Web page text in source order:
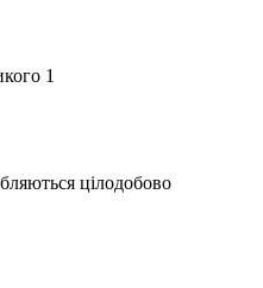
1
цілодобово